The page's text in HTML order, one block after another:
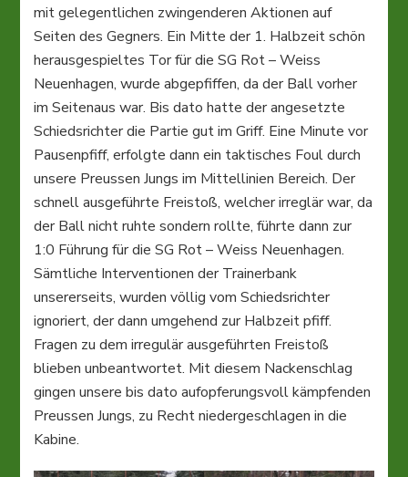
mit gelegentlichen zwingenderen Aktionen auf
Seiten des Gegners. Ein Mitte der 1. Halbzeit schön
herausgespieltes Tor für die SG Rot – Weiss
Neuenhagen, wurde abgepfiffen, da der Ball vorher
im Seitenaus war. Bis dato hatte der angesetzte
Schiedsrichter die Partie gut im Griff. Eine Minute vor
Pausenpfiff, erfolgte dann ein taktisches Foul durch
unsere Preussen Jungs im Mittellinien Bereich. Der
schnell ausgeführte Freistoß, welcher irreglär war, da
der Ball nicht ruhte sondern rollte, führte dann zur
1:0 Führung für die SG Rot – Weiss Neuenhagen.
Sämtliche Interventionen der Trainerbank
unsererseits, wurden völlig vom Schiedsrichter
ignoriert, der dann umgehend zur Halbzeit pfiff.
Fragen zu dem irregulär ausgeführten Freistoß
blieben unbeantwortet. Mit diesem Nackenschlag
gingen unsere bis dato aufopferungsvoll kämpfenden
Preussen Jungs, zu Recht niedergeschlagen in die
Kabine.